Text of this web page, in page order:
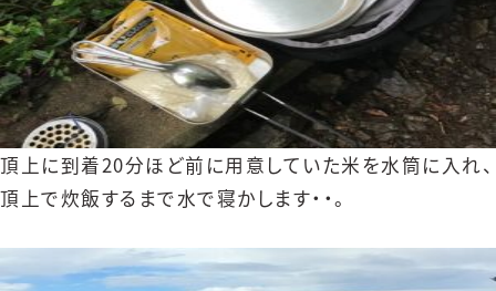
頂上に到着20分ほど前に用意していた米を水筒に入れ、
頂上で炊飯するまで水で寝かします・・。